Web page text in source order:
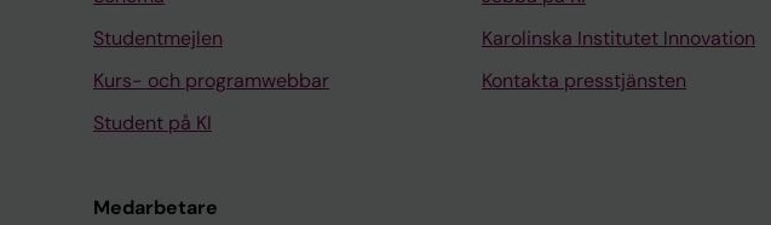
Studentmejlen
Kurs- och programwebbar
Student på KI
Medarbetare
Karolinska Institutet Innovation
Kontakta presstjänsten